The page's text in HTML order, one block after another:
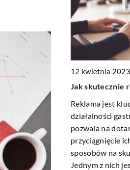
cyfrowa
dla
dlaczego jest
z WCAG 2.1.
12 kwietnia 2023
Jak skutecznie
Reklama jest
działalności
pozwala na
przyciągnięcie
sposobów na
Jednym z nich